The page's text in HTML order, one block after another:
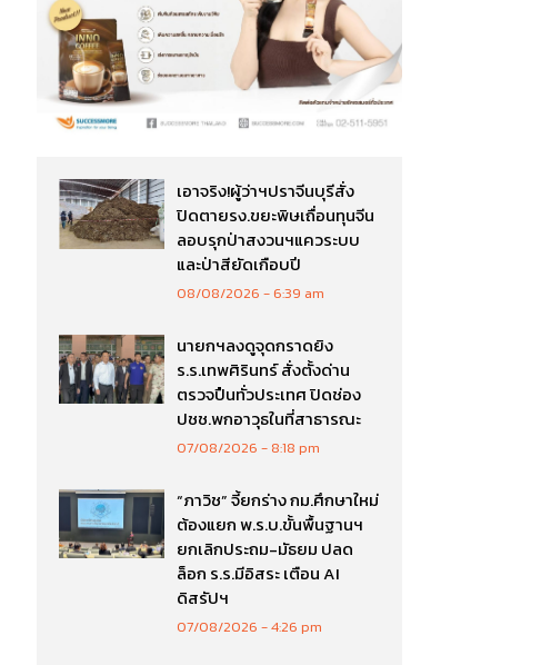
เอาจริง!ผู้ว่าฯปราจีนบุรีสั่ง
ปิดตายรง.ขยะพิษเถื่อนทุนจีน
ลอบรุกป่าสงวนฯแควระบบ
และป่าสียัดเกือบปี
08/08/2026 6:39 am
นายกฯลงดูจุดกราดยิง
ร.ร.เทพศิรินทร์ สั่งตั้งด่าน
ตรวจปืนทั่วประเทศ ปิดช่อง
ปชช.พกอาวุธในที่สาธารณะ
07/08/2026 8:18 pm
“ภาวิช” จี้ยกร่าง กม.ศึกษาใหม่
ต้องแยก พ.ร.บ.ขั้นพื้นฐานฯ
ยกเลิกประถม-มัธยม ปลด
ล็อก ร.ร.มีอิสระ เตือน AI
ดิสรัปฯ
07/08/2026 4:26 pm